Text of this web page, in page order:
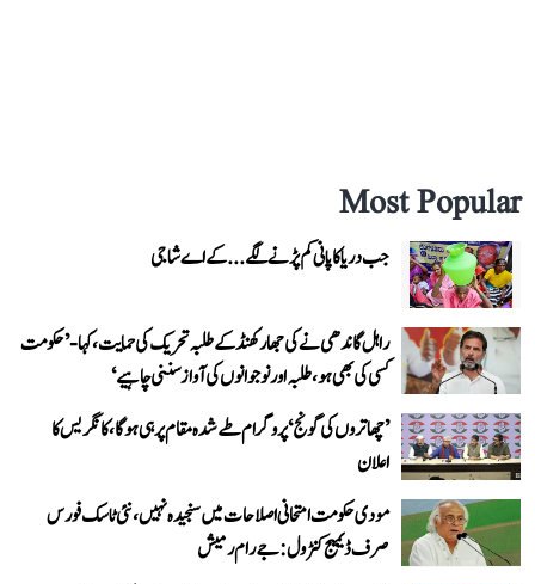
Most Popular
جب دریا کا پانی کم پڑنے لگے...کے اے شاجی
راہل گاندھی نے کی جھارکھنڈ کے طلبہ تحریک کی حمایت، کہا- ’حکومت
کسی کی بھی ہو، طلبہ اور نوجوانوں کی آواز سننی چاہیے‘
’چھاتروں کی گونج‘ پروگرام طے شدہ مقام پر ہی ہوگا، کانگریس کا
اعلان
مودی حکومت امتحانی اصلاحات میں سنجیدہ نہیں، نئی ٹاسک فورس
صرف ڈیمیج کنٹرول: جے رام رمیش